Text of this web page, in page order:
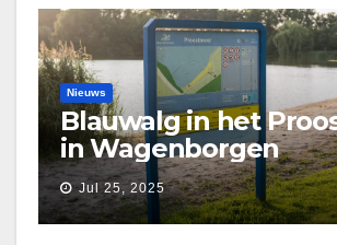
Nieuws
Blauwalg in het
in Wagenborgen
Jul 25, 2025